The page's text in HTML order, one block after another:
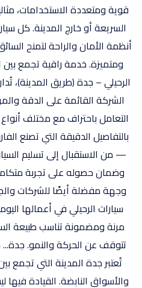
قوية ومتعددة الاستخدامات،
السريعة أو خارج المدينة. كل
أنظمة الأمان والراحة لتمنح
ومتميزة. خدمة راقية تجمع
الرحيلي – جدة (طريق المدينة)،
الشركة القائمة على الدقة
التعامل باحتراف مع مختلف
بالتفاصيل الدقيقة التي تصنع
— من الاستقبال إلى تسليم
وضمان حصوله على تجربة
وجهة مفضلة أيضًا للشركات
سيارات الرحيلي في أعمالها
مرنة ومضمونة تناسب طبيعة
تتوقف عن الحركة والنمو. جدة...
تُعتبر جدة المدينة التي تجمع
والأسواق النابضة. القيادة